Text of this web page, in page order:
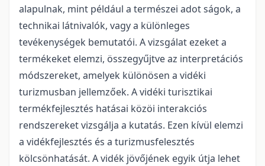
alapulnak, mint például a természei adot ságok, a
technikai látnivalók, vagy a különleges
tevékenységek bemutatói. A vizsgálat ezeket a
termékeket elemzi, összegyűjtve az interpretációs
módszereket, amelyek különösen a vidéki
turizmusban jellemzőek. A vidéki turisztikai
termékfejlesztés hatásai közöi interakciós
rendszereket vizsgálja a kutatás. Ezen kívül elemzi
a vidékfejlesztés és a turizmusfelesztés
kölcsönhatását. A vidék jövőjének egyik útja lehet